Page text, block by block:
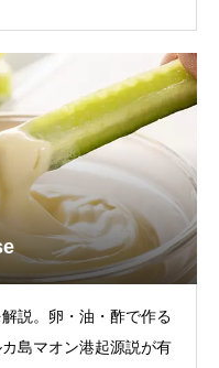
説。卵・油・酢で作る
島マオン港起源説が有